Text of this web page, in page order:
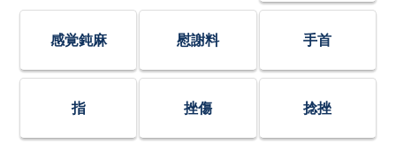
感覚鈍麻 慰謝料 手首
指 挫傷 捻挫